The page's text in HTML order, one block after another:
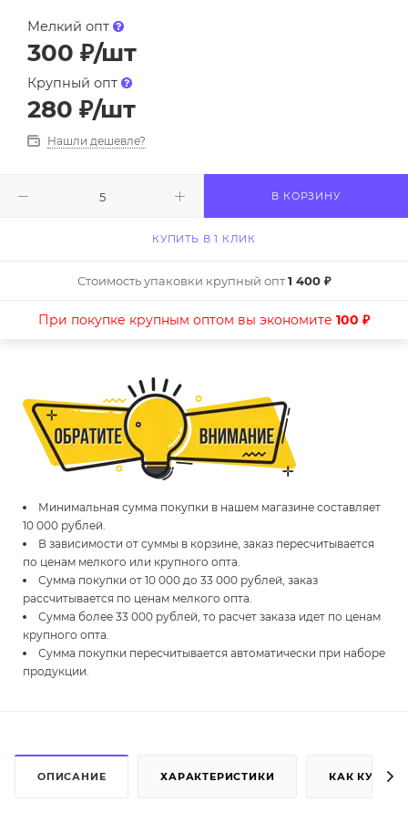
Мелкий опт
300 ₽/шт
Крупный опт
280 ₽/шт
Нашли дешевле?
В КОРЗИНУ
КУПИТЬ В 1 КЛИК
Стоимость упаковки крупный опт1 400 ₽
При покупке крупным оптом вы экономите 100 ₽
Минимальная сумма покупки в нашем магазине составляет
10 000 рублей.
В зависимости от суммы в корзине, заказ пересчитывается
по ценам мелкого или крупного опта.
Сумма покупки от 10 000 до 33 000 рублей, заказ
рассчитывается по ценам мелкого опта.
Сумма более 33 000 рублей, то расчет заказа идет по ценам
крупного опта.
Сумма покупки пересчитывается автоматически при наборе
продукции.
ОПИСАНИЕ ХАРАКТЕРИСТИКИ КАК КУПИТЬ